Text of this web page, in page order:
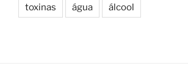
toxinas água álcool